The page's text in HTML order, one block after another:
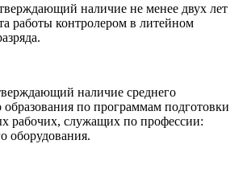
наличие не менее двух лет
работы контролером в литейном
наличие среднего
образования по программам подготовки
рабочих, служащих по профессии:
оборудования.